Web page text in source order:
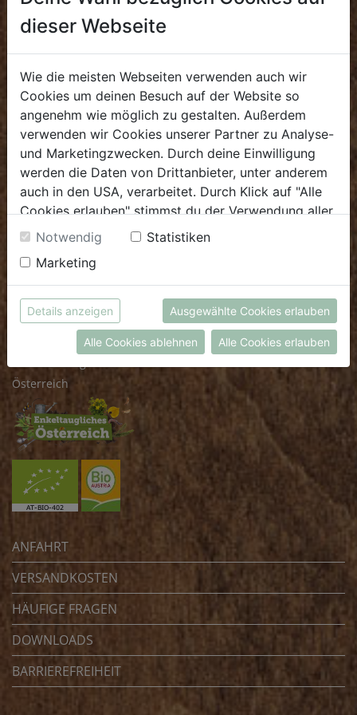
Sa: 8.00 - 13.30 Uhr
GROSSHANDEL
Verkauf
Mo - Do: 8.00 - 16.00 Uhr
Fr: 8.00 - 12.00 Uhr
.verkauf@biohof.at
.+43 7272 4859 50
Biohof Achleitner
Unterm Regenbogen 1
Österreich
ANFAHRT
VERSANDKOSTEN
HÄUFIGE FRAGEN
DOWNLOADS
BARRIEREFREIHEIT
dieser Webseite
Wie die meisten Webseiten verwenden auch wir
Cookies um deinen Besuch auf der Website so
angenehm wie möglich zu gestalten. Außerdem
verwenden wir Cookies unserer Partner zu Analyse-
und Marketingzwecken. Durch deine Einwilligung
werden die Daten von Drittanbieter, unter anderem
auch in den USA, verarbeitet. Durch Klick auf "Alle
Cookies erlauben" stimmst du der Verwendung aller
Cookies zu. Unter "Details anzeigen" findest du alle
Infos zu den unterschiedlichen Cookies, du kannst
auch entscheiden, welche Cookies du erlauben
möchtest.
Weitere Informationen findest du in unserer
Datenschutzerklärung
bzw. imImpressum
Notwendig
Statistiken
Marketing
Details anzeigen Ausgewählte Cookies erlauben
Alle Cookies ablehnen Alle Cookies erlauben